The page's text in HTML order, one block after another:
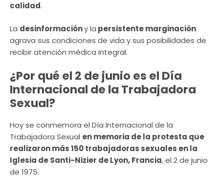
calidad.
La desinformacióny la persistente marginación
agrava sus condiciones de vida y sus posibilidades de
recibir atención médica integral.
¿Por qué el 2 de junio es el Día
Internacional de la Trabajadora
Sexual?
Hoy se conmemora el Día Internacional de la
Trabajadora Sexual en memoria de la protesta que
realizaron más 150 trabajadoras sexuales en la
Iglesia de Santi-Nizier de Lyon, Francia, el 2 de junio
de 1975.